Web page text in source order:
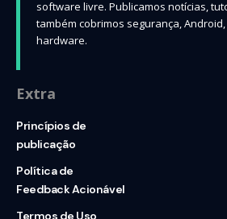
software livre. Publicamos notícias,
também cobrimos segurança, Android,
hardware.
Extra
Princípios de
publicação
Política de
Feedback Acionável